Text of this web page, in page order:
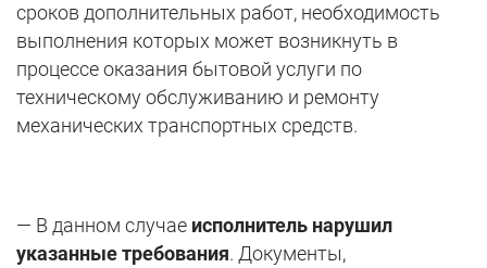
сроков дополнительных работ, необходимость
выполнения которых может возникнуть в
процессе оказания бытовой услуги по
техническому обслуживанию и ремонту
механических транспортных средств.
— В данном случае исполнитель нарушил
указанные требования. Документы,